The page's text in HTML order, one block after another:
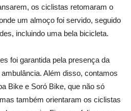
os ciclistas retomaram o
um almoço foi servido, seguido
incluindo uma bela bicicleta.
foi garantida pela presença da
Além disso, contamos
Bike e Soró Bike, que não só
também orientaram os ciclistas